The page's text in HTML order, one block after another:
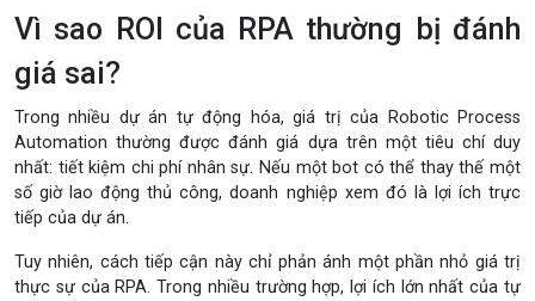
Vì sao ROI của RPA thường bị đánh
giá sai?
Trong nhiều dự án tự động hóa, giá trị của Robotic Process
Automation thường được đánh giá dựa trên một tiêu chí duy
nhất: tiết kiệm chi phí nhân sự. Nếu một bot có thể thay thế một
số giờ lao động thủ công, doanh nghiệp xem đó là lợi ích trực
tiếp của dự án.
Tuy nhiên, cách tiếp cận này chỉ phản ánh một phần nhỏ giá trị
thực sự của RPA. Trong nhiều trường hợp, lợi ích lớn nhất của tự